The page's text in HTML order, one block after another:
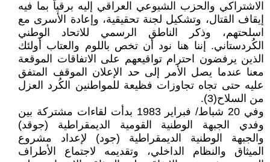
الاشتراكي والحزب الشيوعي العراقي إليه برقياً بما فيه
إيقاف القتال، وتشكيل لجنة تحقيقية، وإعادة الأسرى مع
اسلحتهم، وذكر الناطق الرسمي للاتحاد الوطني
الكُردستاني. إننا هنا نود أن تخص باللوم والعتاب أولئك
الذين يرفضون احترام تواقيعهم على الاتفاقات الموقعة
معنا عندما يصل الأمر إلى حد الإعلان الموقف المتفق
عليه حتى تجاه تجاوزات فظيعة للمواطنين الكُرد العزل
من السلاح(3).
وفي 20 شباط/ فبراير 1983 بدأت لقاءات مشتركة بين
وفدي الجبهة الوطنية القومية الديمقراطية (جوقد)
والجبهة الوطنية الديمقراطية (جود) لإعداد مشروع
الميثاق والنظام الداخلي، وتقديمه لاجتماع الأطراف